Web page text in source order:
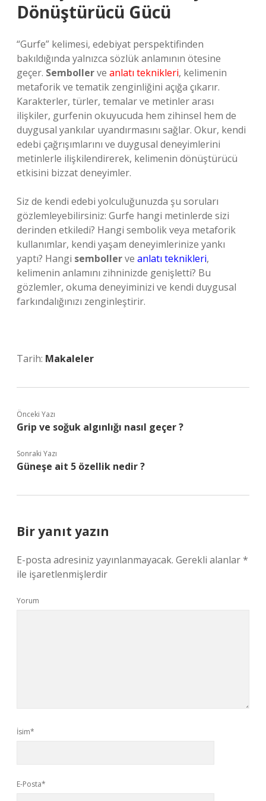
Dönüştürücü Gücü
“Gurfe” kelimesi, edebiyat perspektifinden
bakıldığında yalnızca sözlük anlamının ötesine
geçer. Sembollerve anlatı teknikleri, kelimenin
metaforik ve tematik zenginliğini açığa çıkarır.
Karakterler, türler, temalar ve metinler arası
ilişkiler, gurfenin okuyucuda hem zihinsel hem de
duygusal yankılar uyandırmasını sağlar. Okur, kendi
edebi çağrışımlarını ve duygusal deneyimlerini
metinlerle ilişkilendirerek, kelimenin dönüştürücü
etkisini bizzat deneyimler.
Siz de kendi edebi yolculuğunuzda şu soruları
gözlemleyebilirsiniz: Gurfe hangi metinlerde sizi
derinden etkiledi? Hangi sembolik veya metaforik
kullanımlar, kendi yaşam deneyimlerinize yankı
yaptı? Hangi sembollerve anlatı teknikleri,
kelimenin anlamını zihninizde genişletti? Bu
gözlemler, okuma deneyiminizi ve kendi duygusal
farkındalığınızı zenginleştirir.
Tarih: Makaleler
Önceki Yazı
Grip ve soğuk algınlığı nasıl geçer ?
Sonraki Yazı
Güneşe ait 5 özellik nedir ?
Bir yanıt yazın
E-posta adresiniz yayınlanmayacak. Gerekli alanlar*
ile işaretlenmişlerdir
Yorum
İsim*
E-Posta*